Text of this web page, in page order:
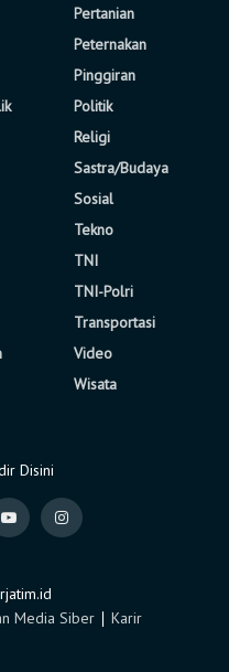
Pertanian
Peternakan
Pinggiran
Politik
Religi
Sastra/Budaya
Sosial
Tekno
TNI
TNI-Polri
Transportasi
Video
Wisata
Disini
Media Siber∣ Karir